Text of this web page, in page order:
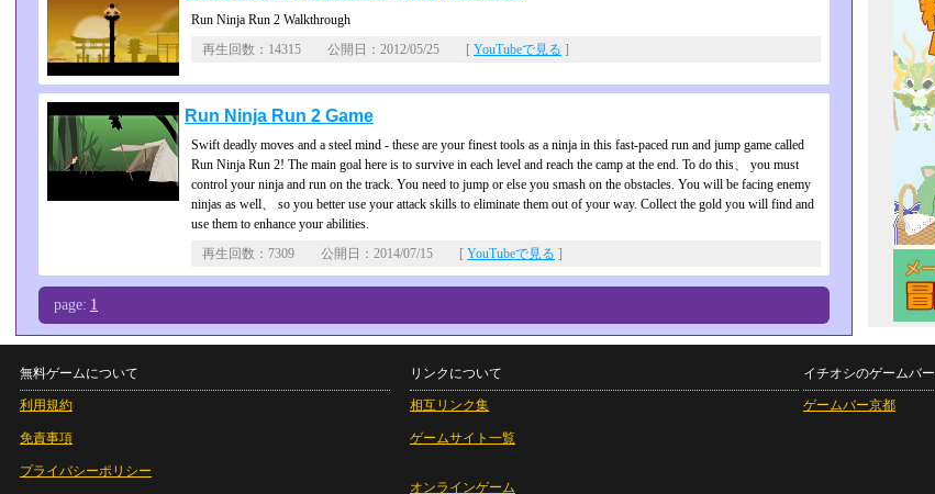
Run Ninja Run 2 Walkthrough
再生回数：14315 公開日：2012/05/25 [ YouTubeで見る ]
Run Ninja Run 2 Game
Swift deadly moves and a steel mind - these are your finest tools as a ninja in this fast-paced run and jump game called
Run Ninja Run 2! The main goal here is to survive in each level and reach the camp at the end. To do this、 you must
control your ninja and run on the track. You need to jump or else you smash on the obstacles. You will be facing enemy
ninjas as well、 so you better use your attack skills to eliminate them out of your way. Collect the gold you will find and
use them to enhance your abilities.
再生回数：7309 公開日：2014/07/15 [ YouTubeで見る ]
page: 1
無料ゲームについて
利用規約
免責事項
プライバシーポリシー
リンクについて
相互リンク集
ゲームサイト一覧
オンラインゲーム
イチオシのゲームバー
ゲームバー京都